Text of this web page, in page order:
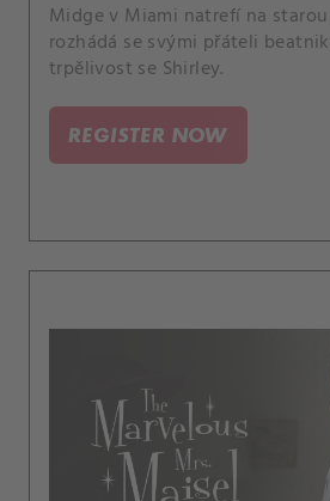
Midge v Miami natrefí na
rozhádá se svými přáteli
trpělivost se Shirley.
REGISTER NOW